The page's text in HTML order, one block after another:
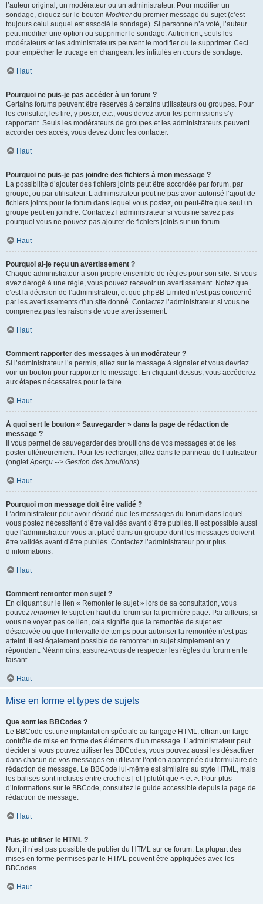
l’auteur original, un modérateur ou un administrateur. Pour modifier un
sondage, cliquez sur le bouton Modifierdu premier message du sujet (c’est
toujours celui auquel est associé le sondage). Si personne n’a voté, l’auteur
peut modifier une option ou supprimer le sondage. Autrement, seuls les
modérateurs et les administrateurs peuvent le modifier ou le supprimer. Ceci
pour empêcher le trucage en changeant les intitulés en cours de sondage.
Haut
Pourquoi ne puis-je pas accéder à un forum ?
Certains forums peuvent être réservés à certains utilisateurs ou groupes. Pour
les consulter, les lire, y poster, etc., vous devez avoir les permissions s’y
rapportant. Seuls les modérateurs de groupes et les administrateurs peuvent
accorder ces accès, vous devez donc les contacter.
Haut
Pourquoi ne puis-je pas joindre des fichiers à mon message ?
La possibilité d’ajouter des fichiers joints peut être accordée par forum, par
groupe, ou par utilisateur. L’administrateur peut ne pas avoir autorisé l’ajout de
fichiers joints pour le forum dans lequel vous postez, ou peut-être que seul un
groupe peut en joindre. Contactez l’administrateur si vous ne savez pas
pourquoi vous ne pouvez pas ajouter de fichiers joints sur un forum.
Haut
Pourquoi ai-je reçu un avertissement ?
Chaque administrateur a son propre ensemble de règles pour son site. Si vous
avez dérogé à une règle, vous pouvez recevoir un avertissement. Notez que
c’est la décision de l’administrateur, et que phpBB Limited n’est pas concerné
par les avertissements d’un site donné. Contactez l’administrateur si vous ne
comprenez pas les raisons de votre avertissement.
Haut
Comment rapporter des messages à un modérateur ?
Si l’administrateur l’a permis, allez sur le message à signaler et vous devriez
voir un bouton pour rapporter le message. En cliquant dessus, vous accéderez
aux étapes nécessaires pour le faire.
Haut
À quoi sert le bouton « Sauvegarder » dans la page de rédaction de
message ?
Il vous permet de sauvegarder des brouillons de vos messages et de les
poster ultérieurement. Pour les recharger, allez dans le panneau de l’utilisateur
(ongletAperçu --> Gestion des brouillons).
Haut
Pourquoi mon message doit être validé ?
L’administrateur peut avoir décidé que les messages du forum dans lequel
vous postez nécessitent d’être validés avant d’être publiés. Il est possible aussi
que l’administrateur vous ait placé dans un groupe dont les messages doivent
être validés avant d’être publiés. Contactez l’administrateur pour plus
d’informations.
Haut
Comment remonter mon sujet ?
En cliquant sur le lien « Remonter le sujet » lors de sa consultation, vous
pouvez remonterle sujet en haut du forum sur la première page. Par ailleurs, si
vous ne voyez pas ce lien, cela signifie que la remontée de sujet est
désactivée ou que l’intervalle de temps pour autoriser la remontée n’est pas
atteint. Il est également possible de remonter un sujet simplement en y
répondant. Néanmoins, assurez-vous de respecter les règles du forum en le
faisant.
Haut
Mise en forme et types de sujets
Que sont les BBCodes ?
Le BBCode est une implantation spéciale au langage HTML, offrant un large
contrôle de mise en forme des éléments d’un message. L’administrateur peut
décider si vous pouvez utiliser les BBCodes, vous pouvez aussi les désactiver
dans chacun de vos messages en utilisant l’option appropriée du formulaire de
rédaction de message. Le BBCode lui-même est similaire au style HTML, mais
les balises sont incluses entre crochets [ et ] plutôt que < et >. Pour plus
d’informations sur le BBCode, consultez le guide accessible depuis la page de
rédaction de message.
Haut
Puis-je utiliser le HTML ?
Non, il n’est pas possible de publier du HTML sur ce forum. La plupart des
mises en forme permises par le HTML peuvent être appliquées avec les
BBCodes.
Haut